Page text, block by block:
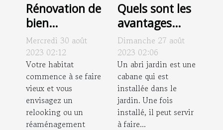
Rénovation de
bien
immobilier :
pourquoi avoir
recours à un
architecte
d’intérieur ?
Mercredi 30 août
2023 02:12
Votre habitat
commence à se faire
vieux et vous
envisagez un
relooking ou un
réaménagement
Quels sont les
avantages
d’un abri
jardin
métallique ?
Dimanche 27 août
2023 02:06
Un abri jardin est une
cabane qui est
installée dans le
jardin. Une fois
installé, il peut servir
à faire...